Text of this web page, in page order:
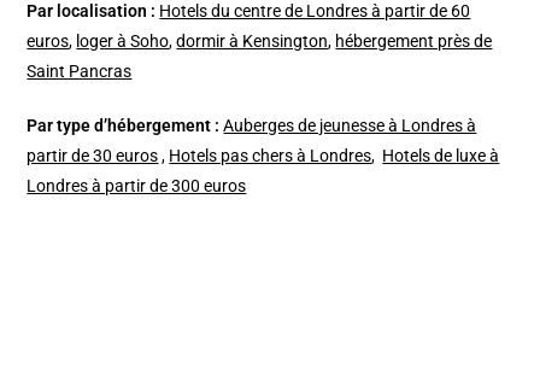
Par localisation : Hotels du centre de Londres à partir de 60
euros, loger à Soho,dormir à Kensington, hébergement près de
Saint Pancras
Par type d’hébergement : Auberges de jeunesse à Londres à
partir de 30 euros, Hotels pas chers à Londres, Hotels de luxe à
Londres à partir de 300 euros